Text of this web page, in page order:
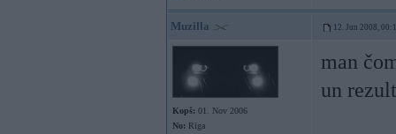
Muzilla 12. Jun 2008,
Kopš: 01. Nov 2006
No: Rīga
man
un